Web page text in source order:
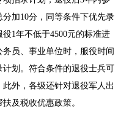
加10分，同等条件下优先录
1年不低于4500元的标准进
员、事业单位时，服役时间
划。符合条件的退役士兵可
外，各级还针对退役军人出
及税收优惠政策。